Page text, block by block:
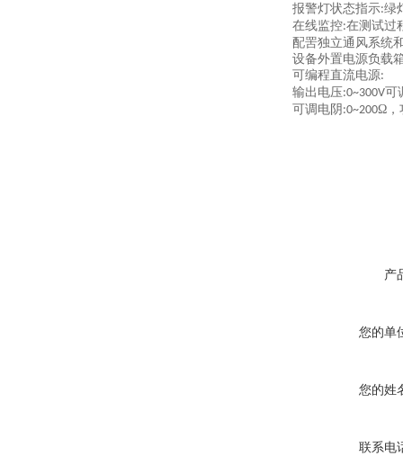
报警灯状态指示:绿
在线监控:在测试过
配罟独立通风系统
设备外置电源负载
可编程直流电源:
输出电压:0~300V可
可调电阴 :0~200Ω，
产
您的单
您的姓
联系电